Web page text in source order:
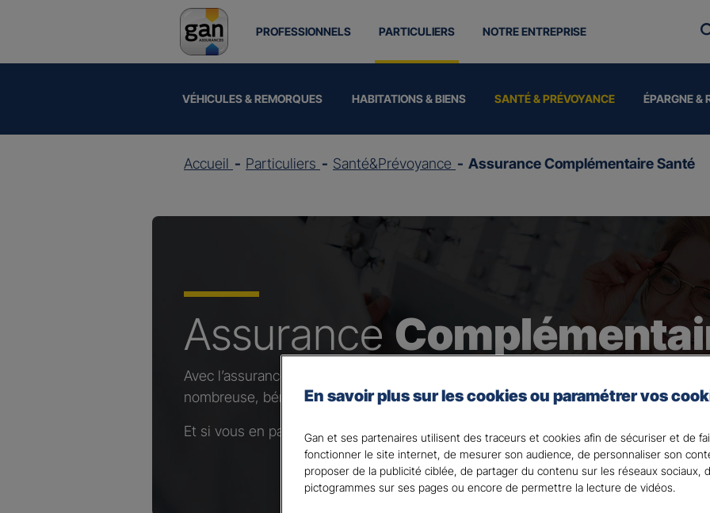
PROFESSIONNELS PARTICULIERS
VÉHICULES & REMORQUES HABITATIONS & BIENS SANTÉ & PRÉVOYANCE ÉPARGNE &
NOTRE ENTREPRISE
Accueil Particuliers Santé&Prévoyance Assurance Complémentaire Santé
Assurance
Avec l’assurance Complémentaire Santé Gan Assurances, que vous soyez
nombreuse, bénéficiez d’une assurance santé adaptée à vos besoins et votre
Et si vous en parliez avec votre Agent général ?
En savoir plus sur les cookies ou paramétrer vos
Gan et ses partenaires utilisent des traceurs et cookies afin de sécuriser et de
fonctionner le site internet, de mesurer son audience, de personnaliser son
proposer de la publicité ciblée, de partager du contenu sur les réseaux sociaux,
pictogrammes sur ses pages ou encore de permettre la lecture de vidéos.